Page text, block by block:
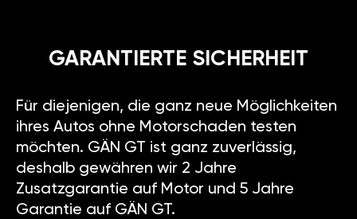
GARANTIERTE SICHERHEIT
Für diejenigen, die ganz neue Möglichkeiten
ihres Autos ohne Motorschaden testen
möchten. GÄN GT ist ganz zuverlässig,
deshalb gewähren wir 2 Jahre
Zusatzgarantie auf Motor und 5 Jahre
Garantie auf GÄN GT.